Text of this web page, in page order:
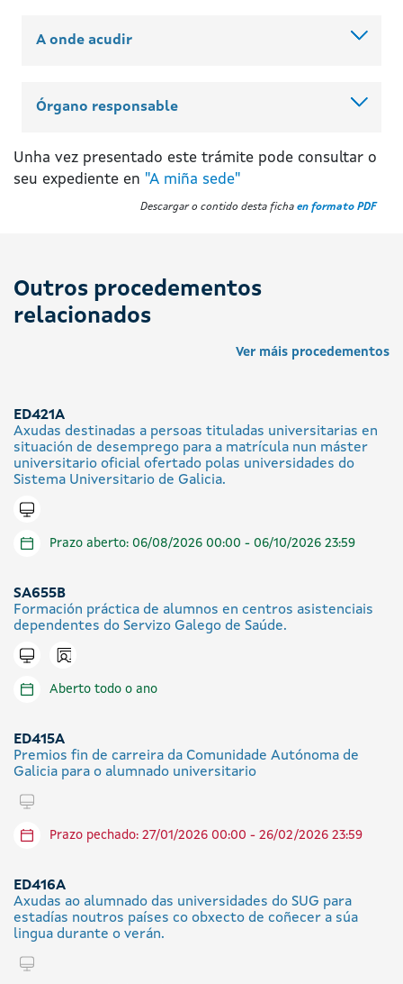
A onde acudir
Órgano responsable
Unha vez presentado este trámite pode consultar o
seu expediente en "A miña sede"
Descargar o contido desta ficha en formato PDF
Outros procedementos
relacionados
Ver máis procedementos
ED421A
Axudas destinadas a persoas tituladas universitarias en
situación de desemprego para a matrícula nun máster
universitario oficial ofertado polas universidades do
Sistema Universitario de Galicia.
Tramitar en liña
Prazo aberto: 06/08/2026 00:00 - 06/10/2026 23:59
SA655B
Formación práctica de alumnos en centros asistenciais
dependentes do Servizo Galego de Saúde.
Tramitar en liña
Icono presencial
Aberto todo o ano
ED415A
Premios fin de carreira da Comunidade Autónoma de
Galicia para o alumnado universitario
Tramitar en liña
Prazo pechado: 27/01/2026 00:00 - 26/02/2026 23:59
ED416A
Axudas ao alumnado das universidades do SUG para
estadías noutros países co obxecto de coñecer a súa
lingua durante o verán.
Tramitar en liña